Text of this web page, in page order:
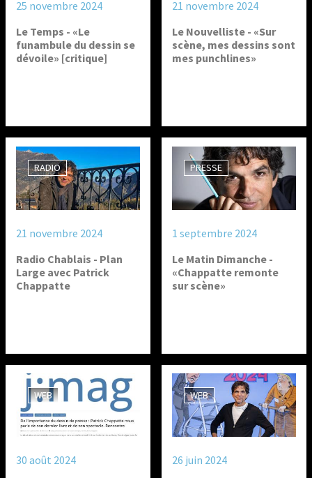
25 novembre 2024
Le Temps - «Le
funambule du dessin se
dévoile» [critique]
21 novembre 2024
Le Nouvelliste - «Sur
scène, mes dessins sont
mes punchlines»
RADIO
21 novembre 2024
Radio Chablais - Plan
Large avec Patrick
Chappatte
PRESSE
1 septembre 2024
Le Matin Dimanche -
«Chappatte remonte
sur scène»
WEB
30 août 2024
WEB
26 juin 2024